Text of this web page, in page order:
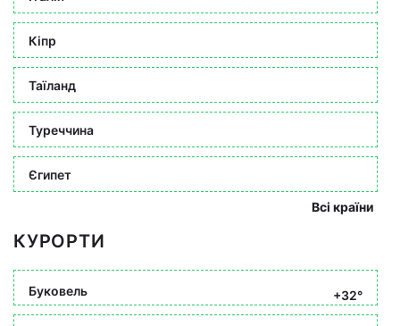
Кіпр
Таїланд
Туреччина
Єгипет
Всі країни
КУРОРТИ
Буковель +32°